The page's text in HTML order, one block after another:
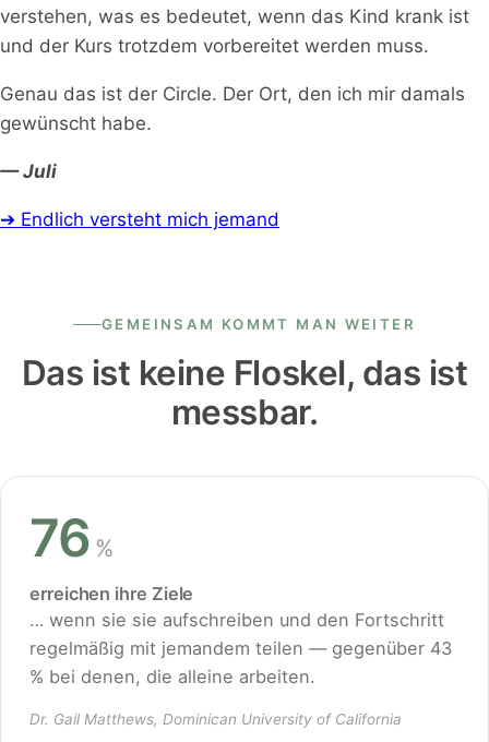
verstehen, was es bedeutet, wenn das Kind krank ist
und der Kurs trotzdem vorbereitet werden muss.
Genau das ist der Circle. Der Ort, den ich mir damals
gewünscht habe.
— Juli
➔ Endlich versteht mich jemand
GEMEINSAM KOMMT MAN WEITER
Das ist keine Floskel, das ist
messbar.
76 %
erreichen ihre Ziele
… wenn sie sie aufschreiben und den Fortschritt
regelmäßig mit jemandem teilen — gegenüber 43
% bei denen, die alleine arbeiten.
Dr. Gail Matthews, Dominican University of California